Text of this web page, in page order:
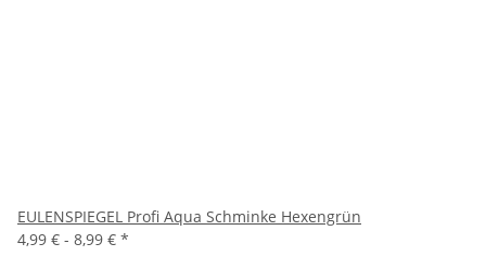
EULENSPIEGEL Profi Aqua Schminke Hexengrün
4,99 € - 8,99 € *